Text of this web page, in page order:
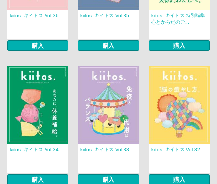
kiitos. キイトス Vol.36
購入
kiitos. キイトス Vol.35
購入
kiitos. キイトス 特別編集
心とからだのご...
購入
kiitos. キイトス Vol.34
購入
kiitos. キイトス Vol.33
購入
kiitos. キイトス Vol.32
購入